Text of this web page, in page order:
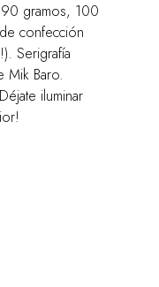
gramos, 100
confección
Serigrafía
Mik Baro.
iluminar